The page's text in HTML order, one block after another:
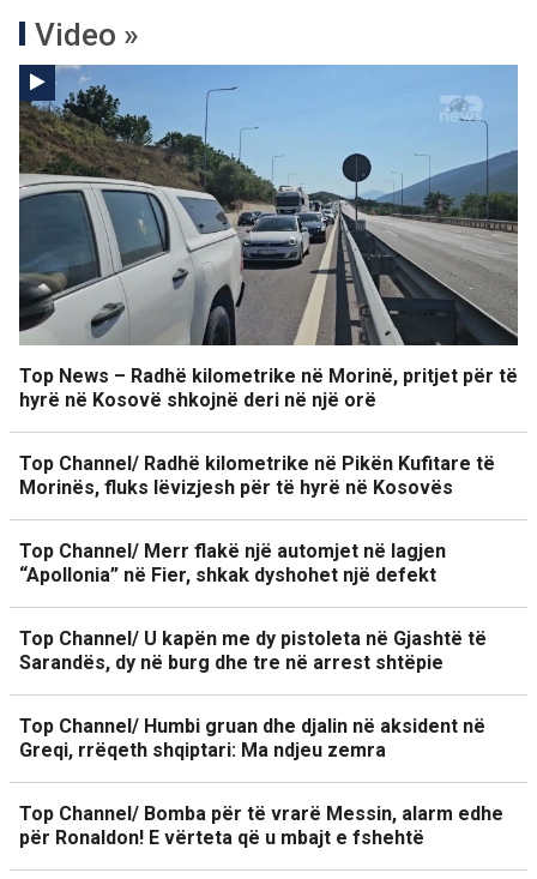
Video »
Top News – Radhë kilometrike në Morinë, pritjet për të
hyrë në Kosovë shkojnë deri në një orë
Top Channel/ Radhë kilometrike në Pikën Kufitare të
Morinës, fluks lëvizjesh për të hyrë në Kosovës
Top Channel/ Merr flakë një automjet në lagjen
“Apollonia” në Fier, shkak dyshohet një defekt
Top Channel/ U kapën me dy pistoleta në Gjashtë të
Sarandës, dy në burg dhe tre në arrest shtëpie
Top Channel/ Humbi gruan dhe djalin në aksident në
Greqi, rrëqeth shqiptari: Ma ndjeu zemra
Top Channel/ Bomba për të vrarë Messin, alarm edhe
për Ronaldon! E vërteta që u mbajt e fshehtë